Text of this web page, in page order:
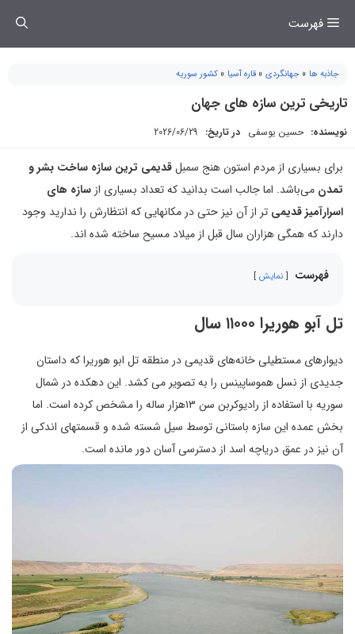
فهرست
جاذبه ها » جهانگردی » قاره آسیا » کشور سوریه
تاریخی ترین سازه های جهان
نویسنده: حسین یوسفی در تاریخ: 2026/06/29
برای بسیاری از مردم استون هنج سمبلقدیمی ترین سازه ساخت بشر و
تمدن می‌باشد. اما جالب است بدانید که تعداد بسیاری از سازه های
اسرارآمیز قدیمی تر از آن نیز حتی در مکانهایی که انتظارش را ندارید وجود
دارند که همگی هزاران سال قبل از میلاد مسیح ساخته شده اند.
فهرست نمایش
تل آبو هوریرا ۱۱۰۰۰ سال
دیوارهای مستطیلی خانه‌های قدیمی در منطقه تل ابو هوریرا که داستان
جدیدی از نسل هموساپینس را به تصویر می کشد. این دهکده در شمال
سوریه با استفاده از رادیوکربن سن ۱۳هزار ساله را مشخص کرده است. اما
بخش عمده این سازه باستانی توسط سیل شسته شده و قسمتهای اندکی از
آن نیز در عمق دریاچه اسد از دسترسی آسان دور مانده است.